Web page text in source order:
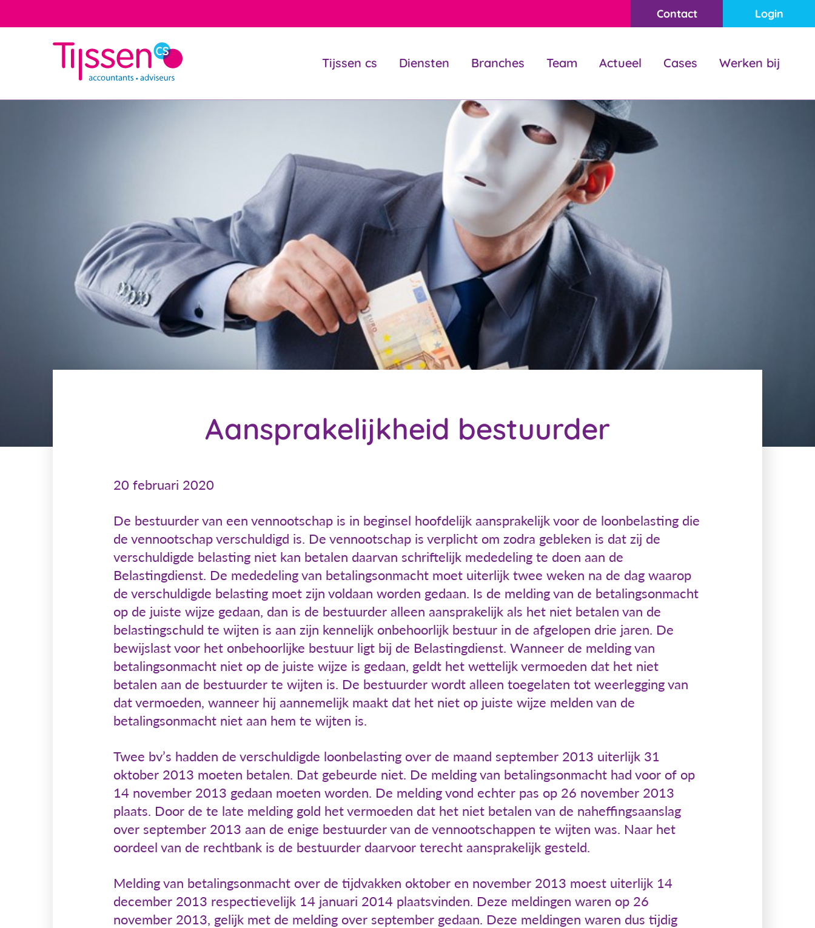
Contact Login
Tijssen cs Diensten Branches Team Actueel Cases Werken bij
Aansprakelijkheid bestuurder
20 februari 2020
De bestuurder van een vennootschap is in beginsel hoofdelijk aansprakelijk voor de loonbelasting die
de vennootschap verschuldigd is. De vennootschap is verplicht om zodra gebleken is dat zij de
verschuldigde belasting niet kan betalen daarvan schriftelijk mededeling te doen aan de
Belastingdienst. De mededeling van betalingsonmacht moet uiterlijk twee weken na de dag waarop
de verschuldigde belasting moet zijn voldaan worden gedaan. Is de melding van de betalingsonmacht
op de juiste wijze gedaan, dan is de bestuurder alleen aansprakelijk als het niet betalen van de
belastingschuld te wijten is aan zijn kennelijk onbehoorlijk bestuur in de afgelopen drie jaren. De
bewijslast voor het onbehoorlijke bestuur ligt bij de Belastingdienst. Wanneer de melding van
betalingsonmacht niet op de juiste wijze is gedaan, geldt het wettelijk vermoeden dat het niet
betalen aan de bestuurder te wijten is. De bestuurder wordt alleen toegelaten tot weerlegging van
dat vermoeden, wanneer hij aannemelijk maakt dat het niet op juiste wijze melden van de
betalingsonmacht niet aan hem te wijten is.
Twee bv’s hadden de verschuldigde loonbelasting over de maand september 2013 uiterlijk 31
oktober 2013 moeten betalen. Dat gebeurde niet. De melding van betalingsonmacht had voor of op
14 november 2013 gedaan moeten worden. De melding vond echter pas op 26 november 2013
plaats. Door de te late melding gold het vermoeden dat het niet betalen van de naheffingsaanslag
over september 2013 aan de enige bestuurder van de vennootschappen te wijten was. Naar het
oordeel van de rechtbank is de bestuurder daarvoor terecht aansprakelijk gesteld.
Melding van betalingsonmacht over de tijdvakken oktober en november 2013 moest uiterlijk 14
december 2013 respectievelijk 14 januari 2014 plaatsvinden. Deze meldingen waren op 26
november 2013, gelijk met de melding over september gedaan. Deze meldingen waren dus tijdig